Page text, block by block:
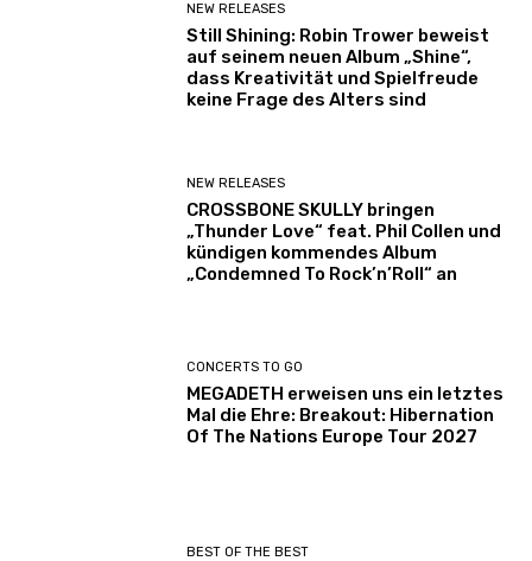
NEW RELEASES
Still Shining: Robin Trower beweist
auf seinem neuen Album „Shine“,
dass Kreativität und Spielfreude
keine Frage des Alters sind
NEW RELEASES
CROSSBONE SKULLY bringen
„Thunder Love“ feat. Phil Collen und
kündigen kommendes Album
„Condemned To Rock’n’Roll“ an
CONCERTS TO GO
MEGADETH erweisen uns ein letztes
Mal die Ehre: Breakout: Hibernation
Of The Nations Europe Tour 2027
BEST OF THE BEST